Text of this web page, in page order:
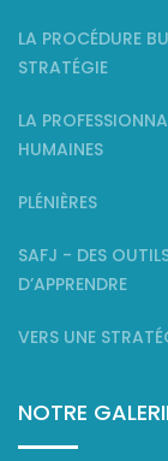
LA PROCÉDURE
STRATÉGIE
LA
HUMAINES
PLÉNIÈRES
SAFJ - DES
D’APPRENDRE
VERS UNE
NOTRE